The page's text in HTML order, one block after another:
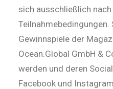
sich ausschließlich
Gewinnspiele der
Ocean.Global GmbH &
werden und deren
Facebook und Instagram.